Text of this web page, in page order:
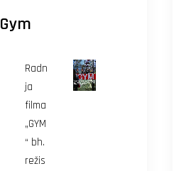
Gym
Radn
ja
filma
„GYM
“ bh.
režis